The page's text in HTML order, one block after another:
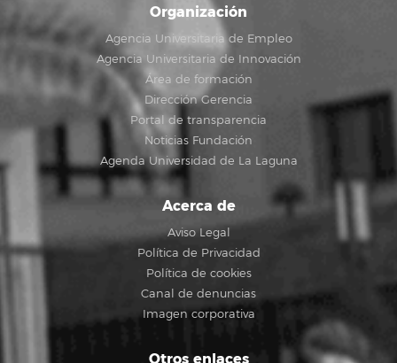
Organización
Agencia Universitaria de Empleo
Agencia Universitaria de Innovación
Área de formación
Dirección Gerencia
Portal de transparencia
Noticias Fundación
Agenda Universidad de La Laguna
Acerca de
Aviso Legal
Política de Privacidad
Política de cookies
Canal de denuncias
Imagen corporativa
Otros enlaces